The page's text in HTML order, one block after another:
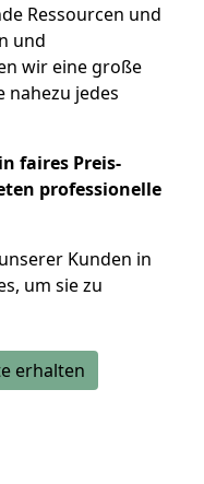
Ressourcen und
und
wir eine große
nahezu jedes
faires Preis-
professionelle
Kunden in
um sie zu
erhalten